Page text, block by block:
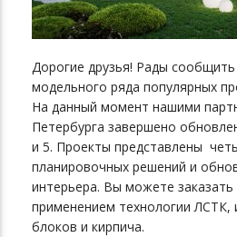
Дорогие друзья! Рады
модельного ряда популярных
На данный момент нашими
Петербурга завершено
и 5. Проекты представлены
планировочных решений и
интерьера. Вы можете заказать
применением технологии ЛСТК,
блоков и кирпича.